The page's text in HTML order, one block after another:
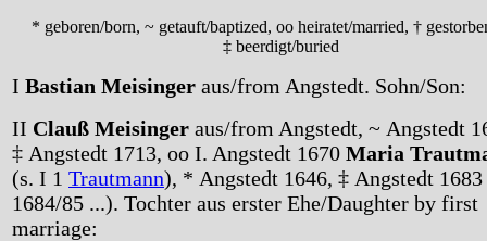
* geboren/born, ~ getauft/baptized, oo heiratet/married, †
‡ beerdigt/buried
I Bastian Meisinger aus/from Angstedt. Sohn/Son:
II Clauß Meisinger aus/from Angstedt, ~ Angstedt
‡ Angstedt 1713, oo I. Angstedt 1670 Maria
(s. I 1 Trautmann), * Angstedt 1646, ‡ Angstedt
1684/85 ...). Tochter aus erster Ehe/Daughter by first
marriage: